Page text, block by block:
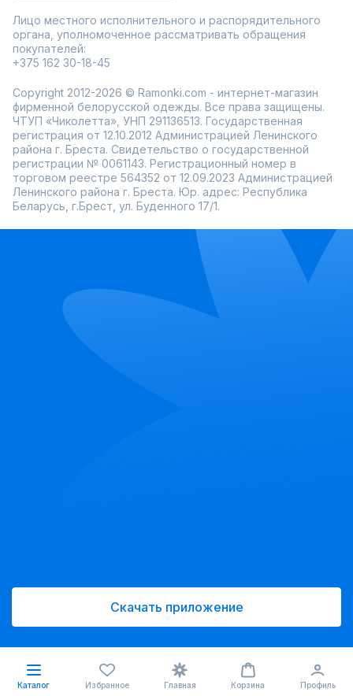
Лицо местного исполнительного и распорядительного
органа, уполномоченное рассматривать обращения
покупателей:
+375 162 30-18-45
Copyright 2012-2026 © Ramonki.com - интернет-магазин
фирменной белорусской одежды. Все права защищены.
ЧТУП «Чиколетта», УНП 291136513. Государственная
регистрация от 12.10.2012 Администрацией Ленинского
района г. Бреста. Свидетельство о государственной
регистрации № 0061143. Регистрационный номер в
торговом реестре 564352 от 12.09.2023 Администрацией
Ленинского района г. Бреста. Юр. адрес: Республика
Беларусь, г.Брест, ул. Буденного 17/1.
Скачать приложение
Каталог Избранное Главная Корзина Профиль